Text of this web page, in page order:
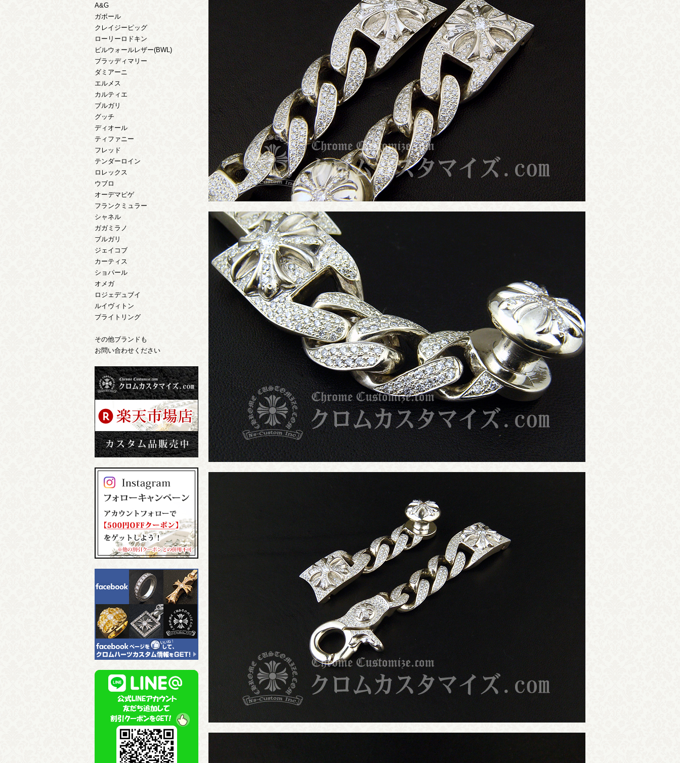
A&G
ガボール
クレイジーピッグ
ローリーロドキン
ビルウォールレザー(BWL)
ブラッディマリー
ダミアーニ
エルメス
カルティエ
ブルガリ
グッチ
ディオール
ティファニー
フレッド
テンダーロイン
ロレックス
ウブロ
オーデマピゲ
フランクミュラー
シャネル
ガガミラノ
ブルガリ
ジェイコブ
カーティス
ショパール
オメガ
ロジェデュブイ
ルイヴィトン
ブライトリング
その他ブランドも
お問い合わせください